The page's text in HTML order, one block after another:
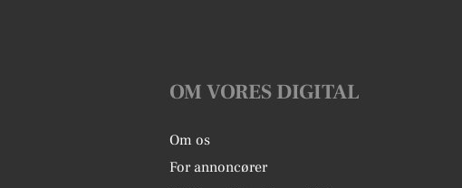
OM VORES DIGITAL
Om os
For annoncører